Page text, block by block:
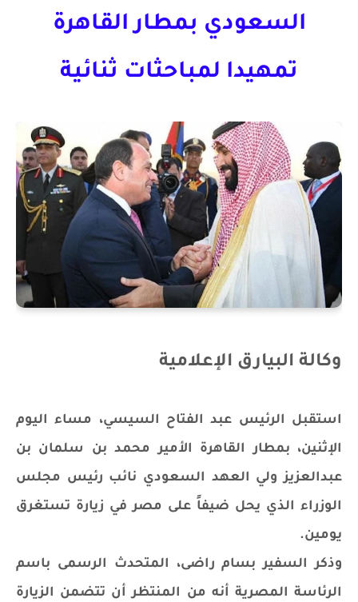
السعودي بمطار القاهرة
تمهيدا لمباحثات ثنائية
وكالة البيارق الإعلامية
استقبل الرئيس عبد الفتاح السيسي، مساء اليوم
الإثنين، بمطار القاهرة الأمير محمد بن سلمان بن
عبدالعزيز ولي العهد السعودي نائب رئيس مجلس
الوزراء الذي يحل ضيفاً على مصر في زيارة تستغرق
يومين.
وذكر السفير بسام راضى، المتحدث الرسمى باسم
الرئاسة المصرية أنه من المنتظر أن تتضمن الزيارة